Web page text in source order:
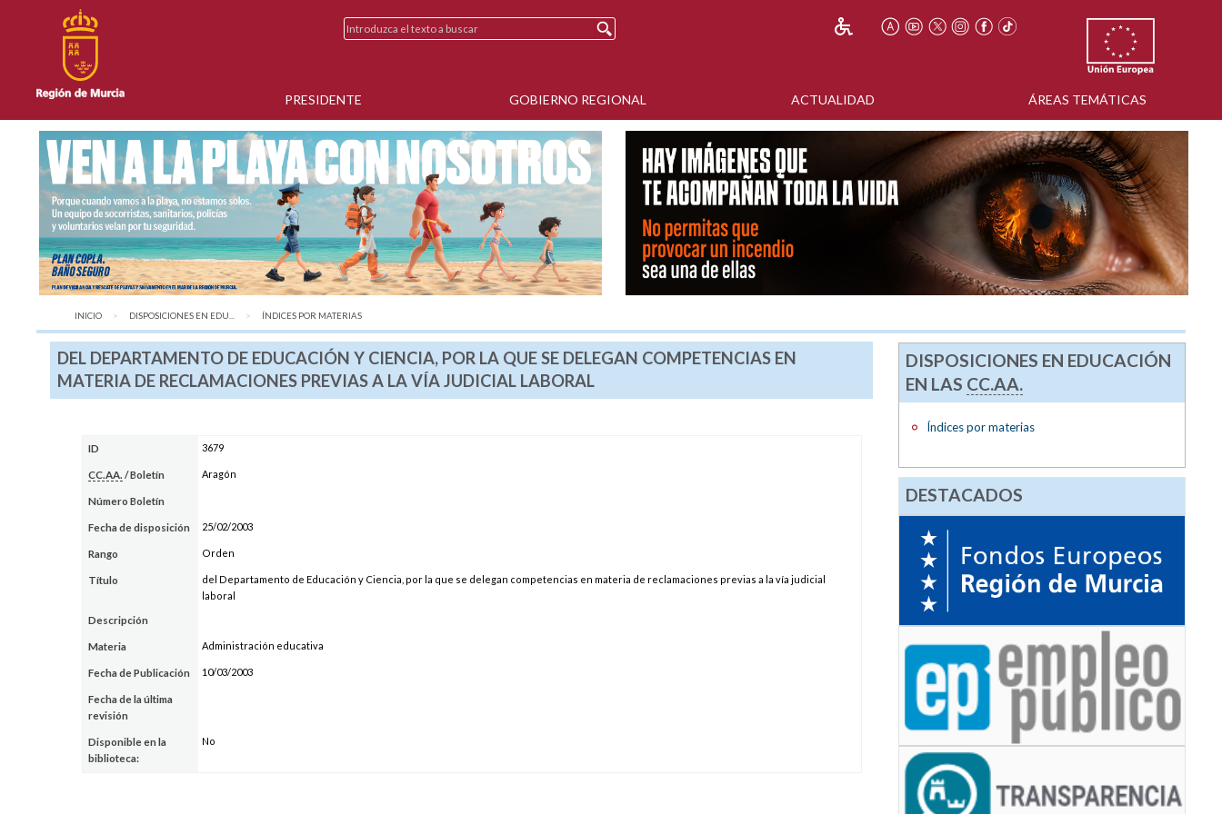
PRESIDENTE GOBIERNO REGIONAL ACTUALIDAD ÁREAS TEMÁTICAS
INICIO DISPOSICIONES EN EDU... AQUÍ:
ÍNDICES POR MATERIAS
DEL DEPARTAMENTO DE EDUCACIÓN Y CIENCIA, POR LA QUE SE DELEGAN COMPETENCIAS EN
MATERIA DE RECLAMACIONES PREVIAS A LA VÍA JUDICIAL LABORAL
ID 3679
CC.AA. / Boletín Aragón
Número Boletín
Fecha de disposición 25/02/2003
Rango Orden
Título
del Departamento de Educación y Ciencia, por la que se delegan competencias en materia de reclamaciones previas a la vía judicial
laboral
Descripción
Materia Administración educativa
Fecha de Publicación 10/03/2003
Fecha de la última
revisión
Disponible en la
biblioteca:
No
DISPOSICIONES EN EDUCACIÓN
EN LAS CC.AA.
Índices por materias
DESTACADOS